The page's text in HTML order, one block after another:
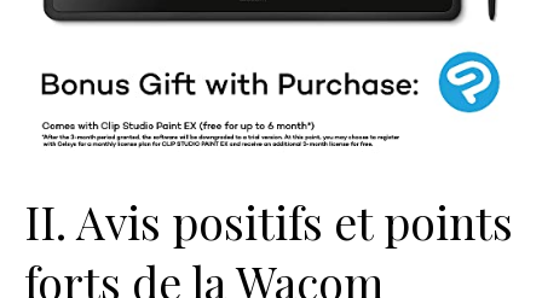
II. Avis positifs et points
forts de la Wacom